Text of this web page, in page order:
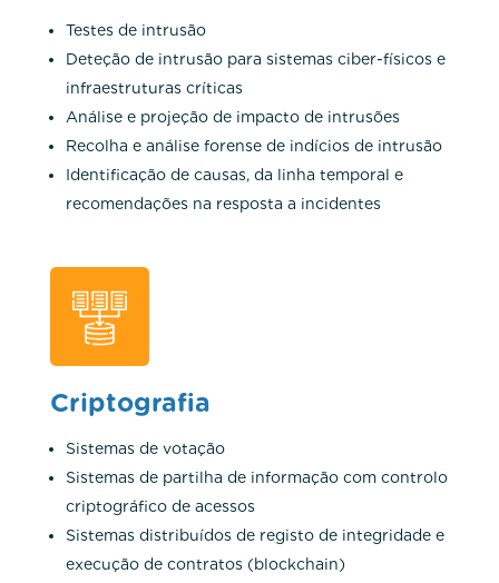
Testes de intrusão
Deteção de intrusão para sistemas ciber-físicos e
infraestruturas críticas
Análise e projeção de impacto de intrusões
Recolha e análise forense de indícios de intrusão
Identificação de causas, da linha temporal e
recomendações na resposta a incidentes
Criptografia
Sistemas de votação
Sistemas de partilha de informação com controlo
criptográfico de acessos
Sistemas distribuídos de registo de integridade e
execução de contratos (blockchain)